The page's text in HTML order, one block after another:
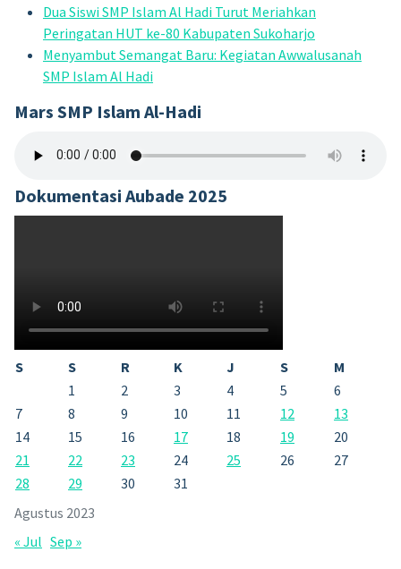
Dua Siswi SMP Islam Al Hadi Turut Meriahkan
Peringatan HUT ke-80 Kabupaten Sukoharjo
Menyambut Semangat Baru: Kegiatan Awwalusanah
SMP Islam Al Hadi
Mars SMP Islam Al-Hadi
Dokumentasi Aubade 2025
Agustus 2023
S S R K J S
M
1
2 3 4 5
6
7
8 9 10 11 12
13
14
15 16 17 18 19
20
21
22 23 24 25 26
27
28
29 30 31
« Jul Sep »